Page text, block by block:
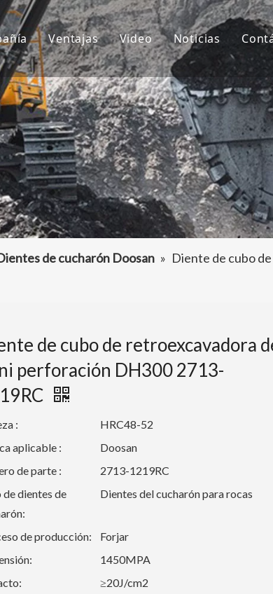
de cubo
excavadoras
nosotros
más frecuentes
Ventajas
I+D
Producción
Servicio
Video Noticias
Noticias de la
Proyectos
de cucharón Doosan » Diente de cubo
de cubo de retroexcavadora
perforación DH300 2713-
:
HRC48-52
aplicable :
Doosan
de parte :
2713-1219RC
de dientes de
Dientes del cucharón para rocas
de producción:
Forjar
1450MPA
≥20J/cm2